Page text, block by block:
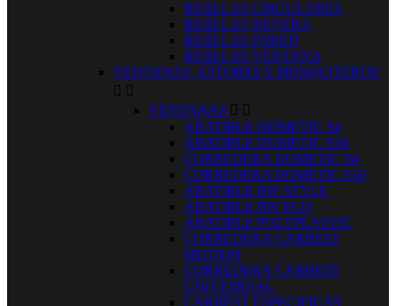
REJILLAS CIRCULARES
REJILLAS NEVERA
REJILLAS PARED
REJILLAS VENTANA
VENTANAS, ESTORES Y MOSQUITEROS
 
VENTANAS  
ABATIBLE DOMETIC S4
ABATIBLE DOMETIC S10
CORREDERA DOMETIC S4
CORREDERA DOMETIC S10
ABATIBLE RW STYLE
ABATIBLE RW ECO
ABATIBLE POLYPLASTIC
CORREDERA CARBEST
MOTION
CORREDERA CARBEST
UNIVESRSAL
CARBEST ESPECIFICAS